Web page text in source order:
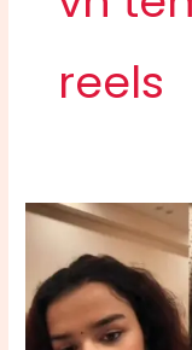
reels
Cinematic
Template
QR
Code